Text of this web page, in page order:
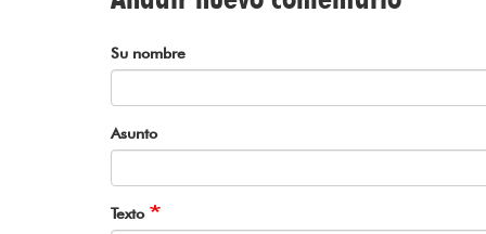
Su nombre
Asunto
Texto